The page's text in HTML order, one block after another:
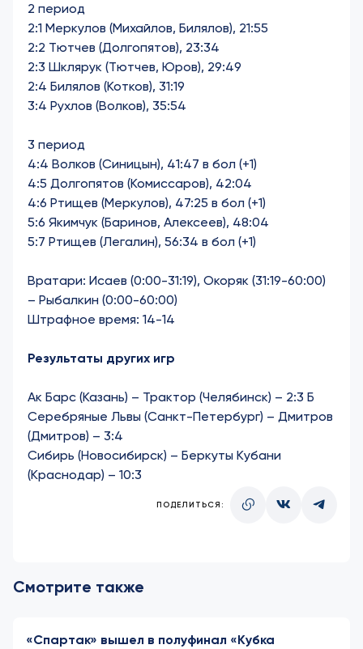
2 период
2:1 Меркулов (Михайлов, Билялов), 21:55
2:2 Тютчев (Долгопятов), 23:34
2:3 Шклярук (Тютчев, Юров), 29:49
2:4 Билялов (Котков), 31:19
3:4 Рухлов (Волков), 35:54
3 период
4:4 Волков (Синицын), 41:47 в бол (+1)
4:5 Долгопятов (Комиссаров), 42:04
4:6 Ртищев (Меркулов), 47:25 в бол (+1)
5:6 Якимчук (Баринов, Алексеев), 48:04
5:7 Ртищев (Легалин), 56:34 в бол (+1)
Вратари: Исаев (0:00-31:19), Окоряк (31:19-60:00)
– Рыбалкин (0:00-60:00)
Штрафное время: 14-14
Результаты других игр
Ак Барс (Казань) – Трактор (Челябинск) – 2:3 Б
Серебряные Львы (Санкт-Петербург) – Дмитров
(Дмитров) – 3:4
Сибирь (Новосибирск) – Беркуты Кубани
(Краснодар) – 10:3
ПОДЕЛИТЬСЯ:
Смотрите также
«Спартак» вышел в полуфинал «Кубка